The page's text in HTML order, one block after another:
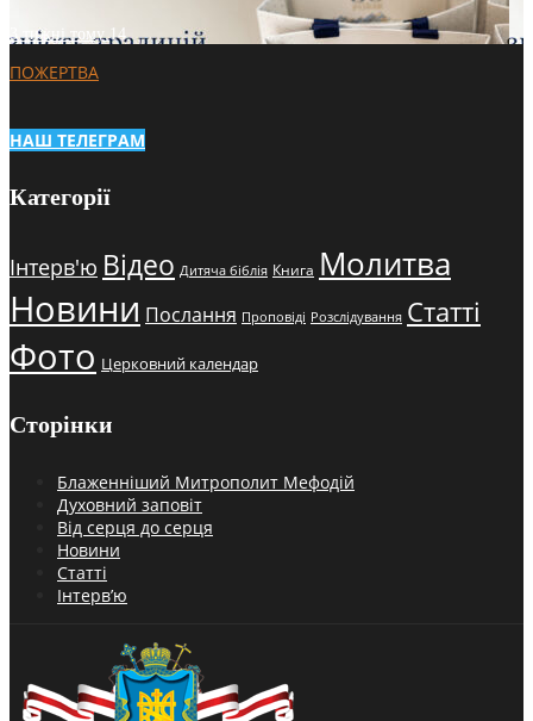
3 тижні тому14
ПОЖЕРТВА
НАШ ТЕЛЕГРАМ
Категорії
Інтерв'ю Відео Дитяча біблія Книга Молитва
Новини Послання Проповіді Розслідування Статті
Фото Церковний календар
Сторінки
Блаженніший Митрополит Мефодій
Духовний заповіт
Від серця до серця
Новини
Статті
Інтерв’ю